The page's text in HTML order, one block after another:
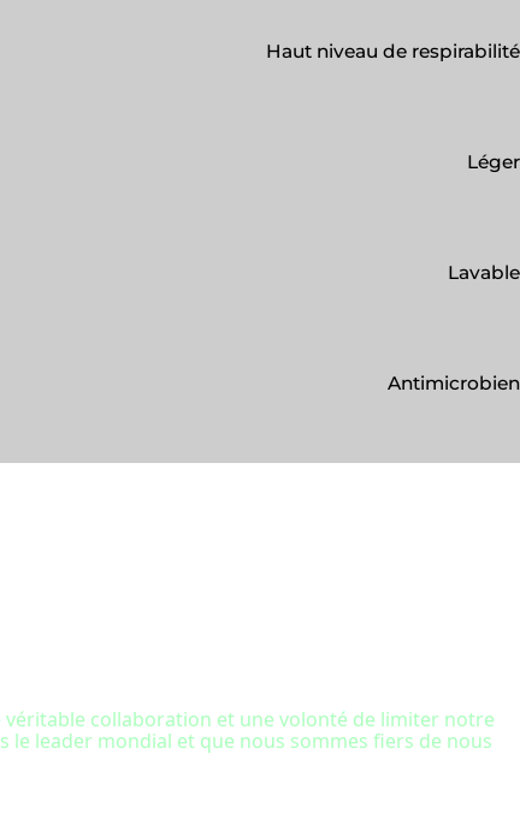
Haut niveau de respirabilité
Léger
Lavable
Antimicrobien
collaboration et une volonté de limiter notre
le leader mondial et que nous sommes fiers de nous